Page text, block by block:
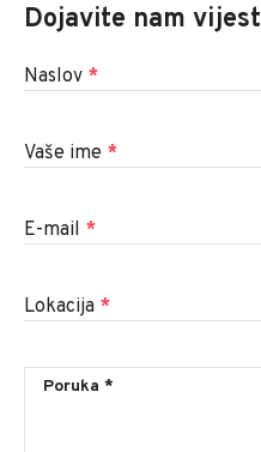
Dojavite nam vijest
Naslov *
Vaše ime *
E-mail *
Lokacija *